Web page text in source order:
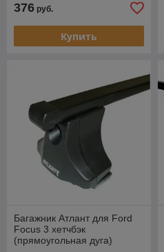
376 руб.
Купить
Багажник Атлант для Ford
Focus 3 хетчбэк
(прямоугольная дуга)